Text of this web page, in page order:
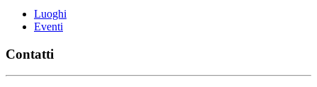
Luoghi
Eventi
Contatti